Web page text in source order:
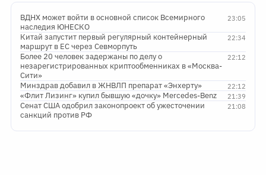
23:05
ВДНХ может войти в основной список Всемирного
наследия ЮНЕСКО
22:34
Китай запустит первый регулярный контейнерный
маршрут в ЕС через Севморпуть
22:12
Более 20 человек задержаны по делу о
незарегистрированных криптообменниках в «Москва-
Сити»
22:12
Минздрав добавил в ЖНВЛП препарат «Энхерту»
21:39
«Флит Лизинг» купил бывшую «дочку» Mercedes-Benz
21:08
Сенат США одобрил законопроект об ужесточении
санкций против РФ